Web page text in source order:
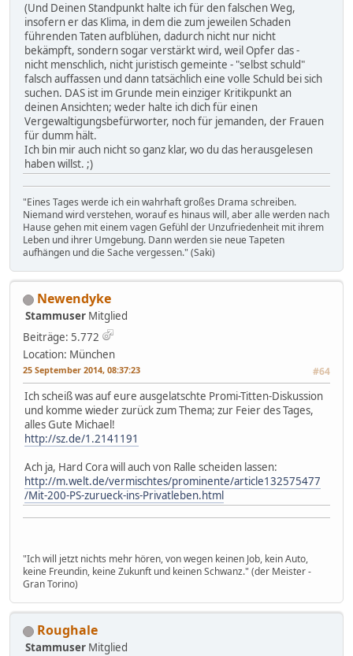
(Und Deinen Standpunkt halte ich für den falschen Weg,
insofern er das Klima, in dem die zum jeweilen Schaden
führenden Taten aufblühen, dadurch nicht nur nicht
bekämpft, sondern sogar verstärkt wird, weil Opfer das -
nicht menschlich, nicht juristisch gemeinte - "selbst schuld"
falsch auffassen und dann tatsächlich eine volle Schuld bei sich
suchen. DAS ist im Grunde mein einziger Kritikpunkt an
deinen Ansichten; weder halte ich dich für einen
Vergewaltigungsbefürworter, noch für jemanden, der Frauen
für dumm hält.
Ich bin mir auch nicht so ganz klar, wo du das herausgelesen
haben willst. ;)
"Eines Tages werde ich ein wahrhaft großes Drama schreiben.
Niemand wird verstehen, worauf es hinaus will, aber alle werden nach
Hause gehen mit einem vagen Gefühl der Unzufriedenheit mit ihrem
Leben und ihrer Umgebung. Dann werden sie neue Tapeten
aufhängen und die Sache vergessen." (Saki)
Newendyke
Stammuser Mitglied
Beiträge: 5.772
Location: München
25 September 2014, 08:37:23 #64
Ich scheiß was auf eure ausgelatschte Promi-Titten-Diskussion
und komme wieder zurück zum Thema; zur Feier des Tages,
alles Gute Michael!
http://sz.de/1.2141191
Ach ja, Hard Cora will auch von Ralle scheiden lassen:
http://m.welt.de/vermischtes/prominente/article132575477
/Mit-200-PS-zurueck-ins-Privatleben.html
"Ich will jetzt nichts mehr hören, von wegen keinen Job, kein Auto,
keine Freundin, keine Zukunft und keinen Schwanz." (der Meister -
Gran Torino)
Roughale
Stammuser Mitglied